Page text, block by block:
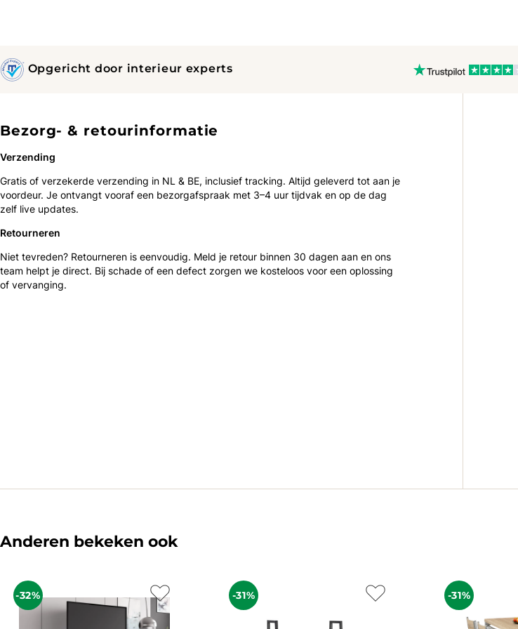
Opgericht door interieur experts
Bezorg- & retourinformatie
Verzending
Gratis of verzekerde verzending in NL & BE, inclusief tracking. Altijd geleverd tot aan je
voordeur. Je ontvangt vooraf een bezorgafspraak met 3–4 uur tijdvak en op de dag
zelf live updates.
Retourneren
Niet tevreden? Retourneren is eenvoudig. Meld je retour binnen 30 dagen aan en ons
team helpt je direct. Bij schade of een defect zorgen we kosteloos voor een oplossing
of vervanging.
Anderen bekeken ook
-32% -31% -31%